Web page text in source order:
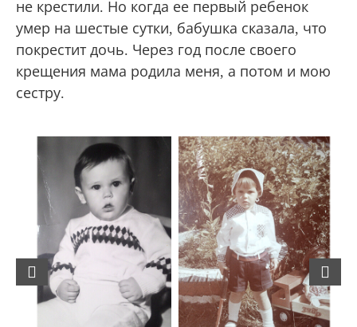
не крестили. Но когда ее первый ребенок
умер на шестые сутки, бабушка сказала, что
покрестит дочь. Через год после своего
крещения мама родила меня, а потом и мою
сестру.
Previous Next